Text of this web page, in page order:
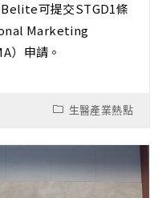
可提交STGD1條
Marketing
）申請。
生醫產業熱點